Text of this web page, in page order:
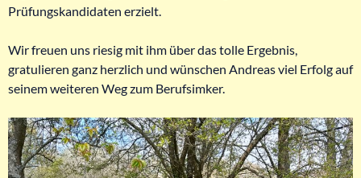
Prüfungskandidaten erzielt.
Wir freuen uns riesig mit ihm über das tolle Ergebnis,
gratulieren ganz herzlich und wünschen Andreas viel Erfolg auf
seinem weiteren Weg zum Berufsimker.